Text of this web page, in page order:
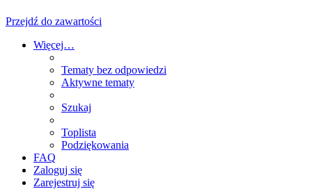
Przejdź do zawartości
Więcej…
Tematy bez odpowiedzi
Aktywne tematy
Szukaj
Toplista
Podziękowania
FAQ
Zaloguj się
Zarejestruj się